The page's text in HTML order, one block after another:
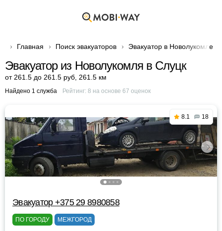
Главная Поиск эвакуаторов Эвакуатор в Новолукомле
Эвакуатор из Новолукомля в Слуцк
от 261.5 до 261.5 руб 261.5 км
Найдено 1 служба Рейтинг: 8 на основе 67 оценок
8.1 18
Эвакуатор +375 29 8980858
ПО ГОРОДУ МЕЖГОРОД